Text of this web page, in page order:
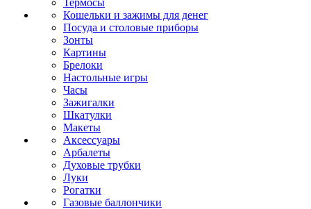
Термосы
Кошельки и зажимы для денег
Посуда и столовые приборы
Зонты
Картины
Брелоки
Настольные игры
Часы
Зажигалки
Шкатулки
Макеты
Аксессуары
Арбалеты
Духовые трубки
Луки
Рогатки
Газовые баллончики